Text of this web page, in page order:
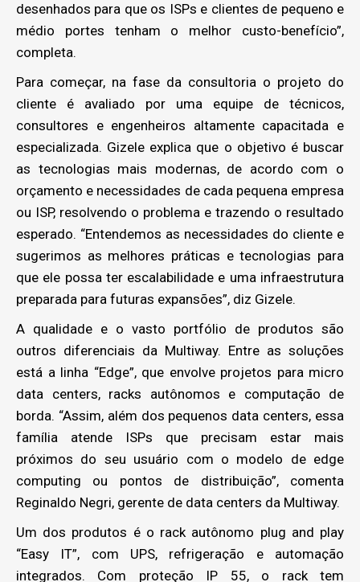
desenhados para que os ISPs e clientes de pequeno e
médio portes tenham o melhor custo-benefício”,
completa.
Para começar, na fase da consultoria o projeto do
cliente é avaliado por uma equipe de técnicos,
consultores e engenheiros altamente capacitada e
especializada. Gizele explica que o objetivo é buscar
as tecnologias mais modernas, de acordo com o
orçamento e necessidades de cada pequena empresa
ou ISP, resolvendo o problema e trazendo o resultado
esperado. “Entendemos as necessidades do cliente e
sugerimos as melhores práticas e tecnologias para
que ele possa ter escalabilidade e uma infraestrutura
preparada para futuras expansões”, diz Gizele.
A qualidade e o vasto portfólio de produtos são
outros diferenciais da Multiway. Entre as soluções
está a linha “Edge”, que envolve projetos para micro
data centers, racks autônomos e computação de
borda. “Assim, além dos pequenos data centers, essa
família atende ISPs que precisam estar mais
próximos do seu usuário com o modelo de edge
computing ou pontos de distribuição”, comenta
Reginaldo Negri, gerente de data centers da Multiway.
Um dos produtos é o rack autônomo plug and play
“Easy IT”, com UPS, refrigeração e automação
integrados. Com proteção IP 55, o rack tem